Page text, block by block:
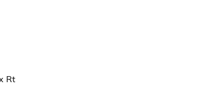
Rt